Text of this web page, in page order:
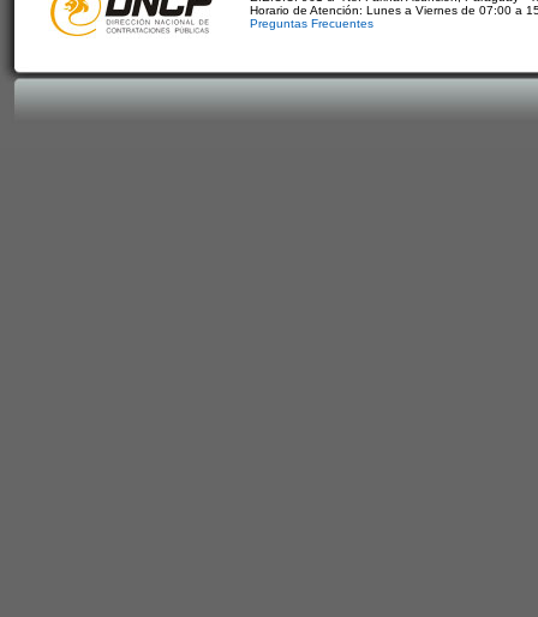
Horario de Atención: Lunes a Viernes de 07:00 a
Preguntas Frecuentes